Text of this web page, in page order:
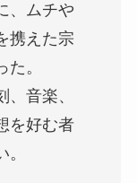
、ムチや
携えた宗
。
音楽、
を好む者